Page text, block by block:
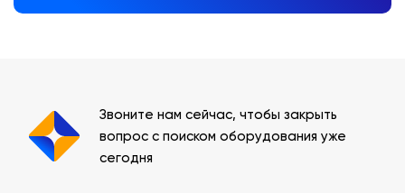
Звоните нам сейчас, чтобы закрыть
вопрос с поиском оборудования уже
сегодня